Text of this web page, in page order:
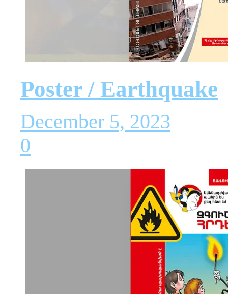
Poster / Earthquake
December 5, 2023
0